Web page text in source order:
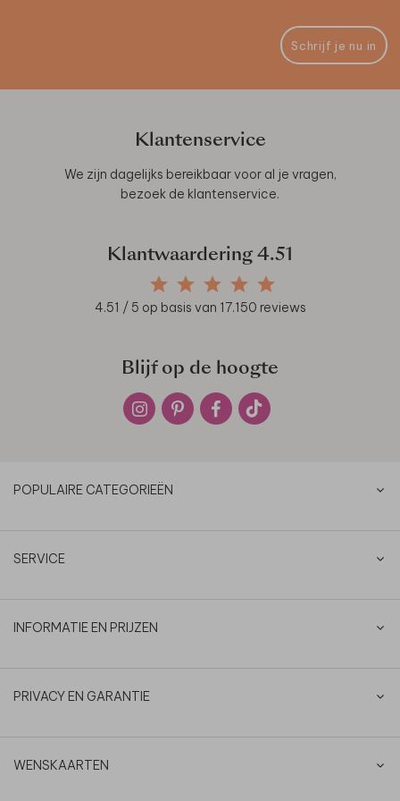
Schrijf je nu in
Klantenservice
We zijn dagelijks bereikbaar voor al je vragen,
bezoek de klantenservice.
Klantwaardering 4.51
4.51 / 5 op basis van 17.150 reviews
Blijf op de hoogte
POPULAIRE CATEGORIEËN
SERVICE
INFORMATIE EN PRIJZEN
PRIVACY EN GARANTIE
WENSKAARTEN